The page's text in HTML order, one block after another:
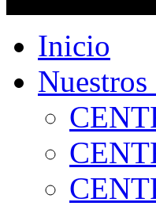
Inicio
Nuestros